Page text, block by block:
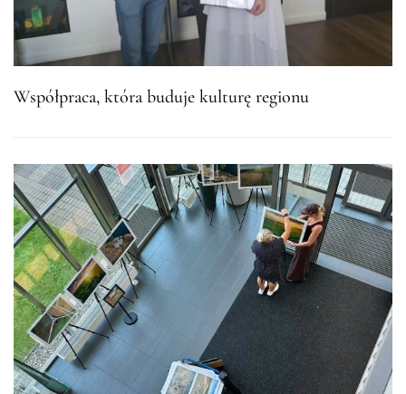
Współpraca, która buduje kulturę regionu